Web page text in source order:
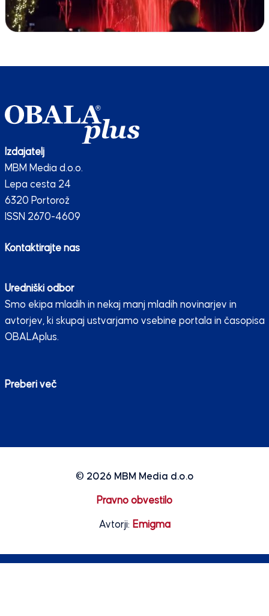
Izdajatelj
MBM Media d.o.o.
Lepa cesta 24
6320 Portorož
ISSN 2670-4609
Kontaktirajte nas
Uredniški odbor
Smo ekipa mladih in nekaj manj mladih novinarjev in
avtorjev, ki skupaj ustvarjamo vsebine portala in časopisa
OBALAplus.
Preberi več
© 2026 MBM Media d.o.o
Pravno obvestilo
Avtorji: Emigma